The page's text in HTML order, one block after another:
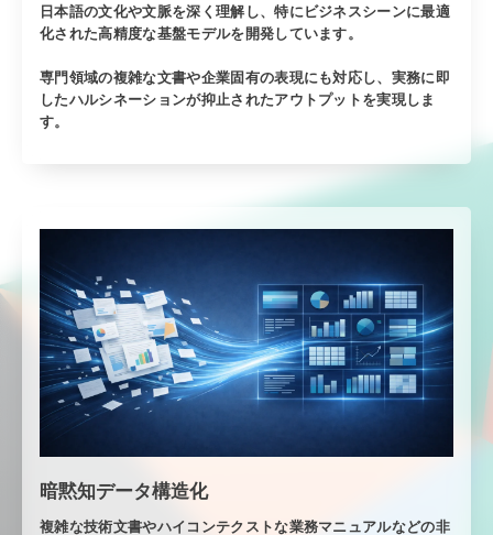
日本語の文化や文脈を深く理解し、特にビジネスシーンに最適
化された高精度な基盤モデルを開発しています。
専門領域の複雑な文書や企業固有の表現にも対応し、実務に即
したハルシネーションが抑止されたアウトプットを実現しま
す。
暗黙知データ構造化
複雑な技術文書やハイコンテクストな業務マニュアルなどの非